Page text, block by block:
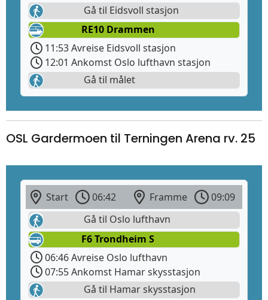
Gå til Eidsvoll stasjon
RE10 Drammen
11:53 Avreise Eidsvoll stasjon
12:01 Ankomst Oslo lufthavn stasjon
Gå til målet
OSL Gardermoen til Terningen Arena rv. 25
Start 06:42 Framme
09:09
Gå til Oslo lufthavn
F6 Trondheim S
06:46 Avreise Oslo lufthavn
07:55 Ankomst Hamar skysstasjon
Gå til Hamar skysstasjon